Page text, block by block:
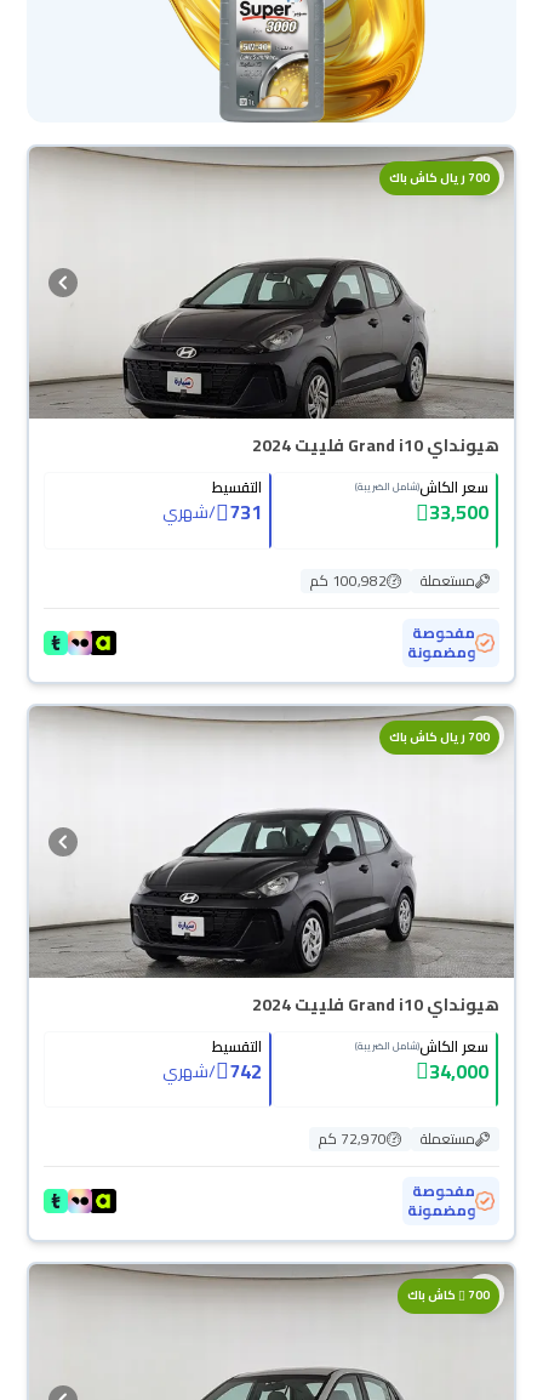
700 ريال كاش باك
هيونداي Grand i10 فلييت 2024
سعر الكاش(شامل الضريبة)
33,500
التقسيط
731
/شهري
مستعملة
100,982 كم
مفحوصة
ومضمونة
700 ريال كاش باك
هيونداي Grand i10 فلييت 2024
سعر الكاش(شامل الضريبة)
34,000
التقسيط
742
/شهري
مستعملة
72,970 كم
مفحوصة
ومضمونة
700 كاش باك